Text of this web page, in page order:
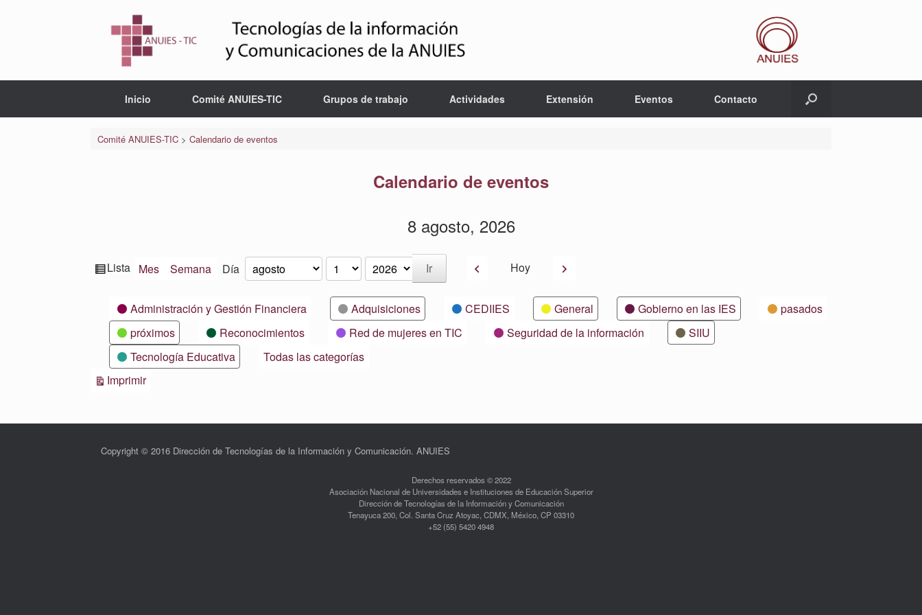
Inicio Comité ANUIES-TIC Grupos de trabajo Actividades Extensión Eventos Contacto
Comité ANUIES-TIC> Calendario de eventos
Calendario de eventos
8 agosto, 2026
Ver
Lista Mes Semana Día Mes
Día
Año AnteriorHoy Siguiente
CategoríasAdministración y Gestión Financiera Adquisiciones CEDIIES General Gobierno en las IES
pasados
próximos
Reconocimientos Red de mujeres en TIC Seguridad de la información
SIIU
Tecnología Educativa
Todas las categorías
ImprimirVistas
Copyright © 2016 Dirección de Tecnologías de la Información y Comunicación. ANUIES
Derechos reservados © 2022
Asociación Nacional de Universidades e Instituciones de Educación Superior
Dirección de Tecnologías de la Información y Comunicación
Tenayuca 200, Col. Santa Cruz Atoyac, CDMX, México, CP 03310
+52 (55) 5420 4948